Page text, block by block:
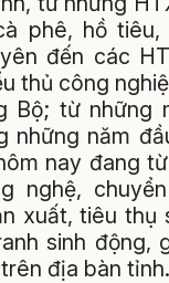
phê, hồ
đến các
thủ công
Bộ; từ những
những năm
nay đang
nghệ,
xuất, tiêu thụ
sinh động,
địa bàn tỉnh.